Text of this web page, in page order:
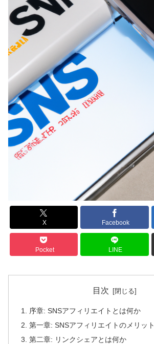
X Facebook
Pocket LINE
目次
序章: SNSアフィリエイトとは何か
第一章: SNSアフィリエイトのメリット
第二章: リンクシェアとは何か